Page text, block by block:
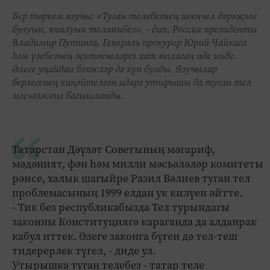
Бер төркем язучы: «Туган телебезнең икенчел дәрәҗәле
булуын, югалуын теләмибез», - дип, Россия президенты
Владимир Путинга, Генераль прокурор Юрий Чайкага
һәм үзебезнең җитәкчеләргә хат юллаган иде инде.
Әлеге уңайдан бәхәсләр дә күп булды. Язучылар
берлегенең киңәйтелгән идарә утырышы да туган тел
мәсьәләсенә багышланды.
Татарстан Дәүләт Советының мәгариф,
мәдәният, фән һәм милли мәсьәләләр комитеты
рәисе, халык шагыйре Разил Вәлиев туган тел
проблемасының 1999 елдан ук килүен әйтте.
- Тик без республикабызда Тел турындагы
законны Конституциягә караганда да алданрак
кабул иттек. Әлеге законга бүген дә тел-теш
тидерерлек түгел, - диде ул.
Утырышка туган телебез - татар теле